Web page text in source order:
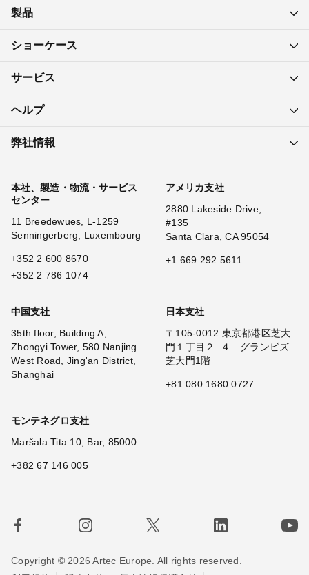
製品
ショーケース
サービス
ヘルプ
弊社情報
本社、製造・物流・サービス
センター
11 Breedewues, L-1259
Senningerberg, Luxembourg
+352 2 600 8670
+352 2 786 1074
アメリカ支社
2880 Lakeside Drive,
#135
Santa Clara, CA 95054
+1 669 292 5611
中国支社
35th floor, Building A,
Zhongyi Tower, 580 Nanjing
West Road, Jing'an District,
Shanghai
日本支社
〒105-0012 東京都港区芝大
門１丁目２−４ グランビズ
芝大門1階
+81 080 1680 0727
モンテネグロ支社
Maršala Tita 10, Bar, 85000
+382 67 146 005
Copyright © 2026 Artec Europe. All rights reserved.